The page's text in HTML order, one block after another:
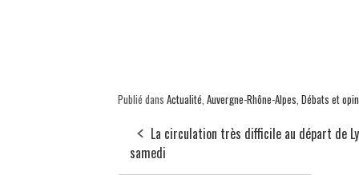
Publié dans Actualité, Auvergne-Rhône-Alpes, Débats et
La circulation très difficile au départ de
samedi